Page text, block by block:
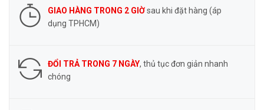
GIAO HÀNG TRONG 2 GIỜsau khi đặt hàng (áp
dụng TPHCM)
ĐỔI TRẢ TRONG 7 NGÀY, thủ tục đơn giản nhanh
chóng